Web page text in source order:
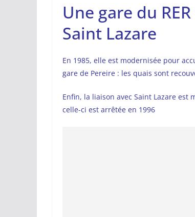
Une gare du
Saint Lazare
En 1985, elle est modernisée pour
gare de Pereire : les quais sont
Enfin, la liaison avec Saint Lazare est
celle-ci est arrêtée en 1996